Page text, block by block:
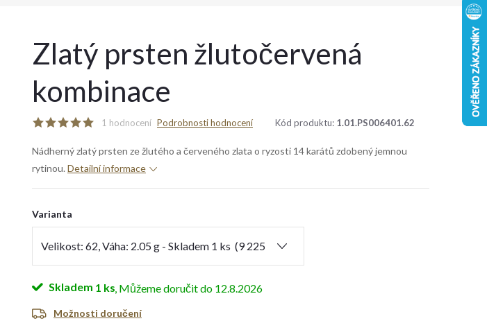
Zlatý prsten žlutočervená
kombinace
1 hodnocení Podrobnosti hodnocení Kód produktu: 1.01.PS006401.62
Nádherný zlatý prsten ze žlutého a červeného zlata o ryzosti 14 karátů zdobený jemnou
rytinou. Detailní informace
Varianta
Skladem 1 ks 12.8.2026
Možnosti doručení